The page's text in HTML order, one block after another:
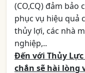
(CO,CQ) đảm bảo
phục vụ hiệu quả
thủy lợi, các nhà
nghiệp,..
Đến với Thủy
chắn sẽ hài lòng